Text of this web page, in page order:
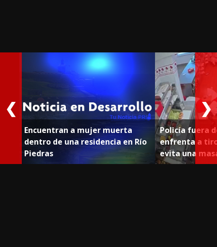
❮
Encuentran a mujer muerta
dentro de una residencia en Río
Piedras
Policía fuera
enfrenta a
evita una
❯